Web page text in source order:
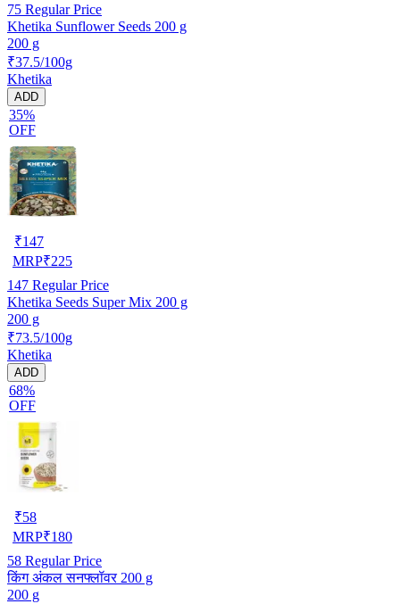
75 Regular Price
Khetika Sunflower Seeds 200 g
200 g
₹37.5/100g
Khetika
ADD
35%
OFF
₹147
MRP₹225
147 Regular Price
Khetika Seeds Super Mix 200 g
200 g
₹73.5/100g
Khetika
ADD
68%
OFF
₹58
MRP₹180
58 Regular Price
किंग अंकल सनफ्लॉवर 200 g
200 g